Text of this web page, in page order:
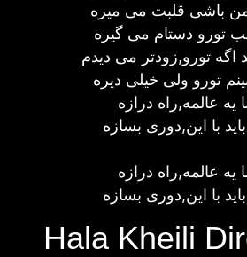
من باشی قلبت می میره
تورو دستام می گیره
تورو,زودتر می دیدم
تورو ولی خیلی دیره
یه عالمه,راه درازه
با این,دوری بسازه
یه عالمه,راه درازه
با این,دوری بسازه
Hala Kheili